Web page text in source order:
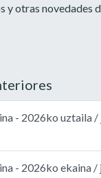
otras novedades
- 2026ko uztaila /
- 2026ko ekaina /